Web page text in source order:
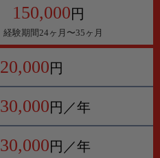
150,000円
経験期間24ヶ月〜35ヶ月
20,000円
30,000円／年
30,000円／年